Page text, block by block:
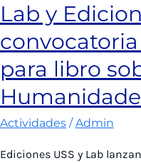
Lab y
para libro
Actividades /Admin
Ediciones USS y Lab